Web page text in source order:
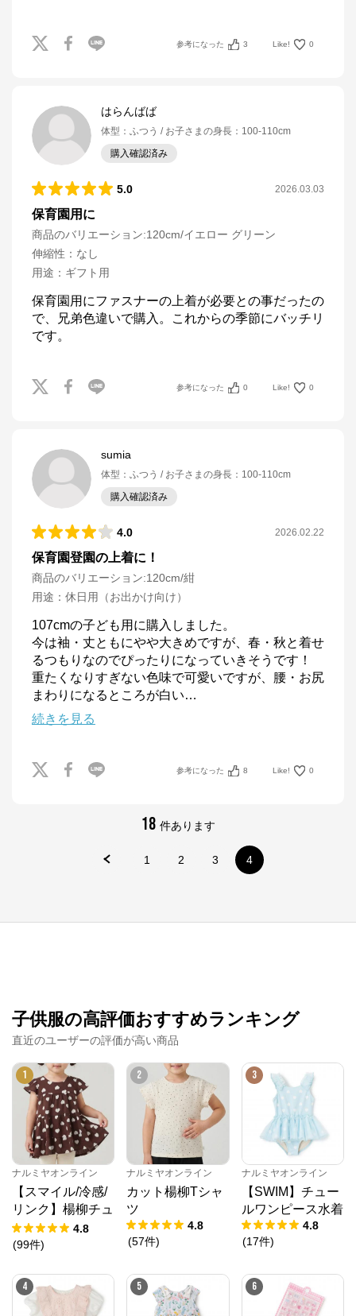
参考になった 3 Like! 0
はらんばば
体型 ： ふつう お子さまの身長 ： 100-110cm
購入確認済み
5.0 2026.03.03
保育園用に
商品のバリエーション:120cm/イエロー グリーン
伸縮性 ： なし
用途 ： ギフト用
保育園用にファスナーの上着が必要との事だったの
で、兄弟色違いで購入。これからの季節にバッチリ
です。
参考になった 0 Like! 0
sumia
体型 ： ふつう お子さまの身長 ： 100-110cm
購入確認済み
4.0 2026.02.22
保育園登園の上着に！
商品のバリエーション:120cm/紺
用途 ： 休日用（お出かけ向け）
107cmの子ども用に購入しました。
今は袖・丈ともにやや大きめですが、春・秋と着せ
るつもりなのでぴったりになっていきそうです！
重たくなりすぎない色味で可愛いですが、腰・お尻
まわりになるところが白い…
続きを見る
参考になった 8 Like! 0
18 件あります
1 2 3 4
子供服の高評価おすすめランキング
直近のユーザーの評価が高い商品
1
ナルミヤオンライン
【スマイル/冷感/
リンク】楊柳チュ
ニック
4.8
(99件)
2
ナルミヤオンライン
カット楊柳Tシャ
ツ
4.8
(57件)
3
ナルミヤオンライン
【SWIM】チュー
ルワンピース水着
4.8
(17件)
4 5 6
ナルミヤオンライン